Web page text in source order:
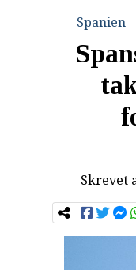
Spanien
Skrevet